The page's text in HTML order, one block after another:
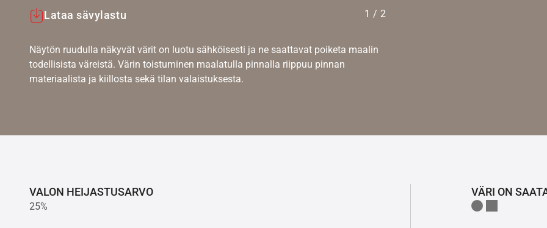
Lataa sävylastu 1 / 2
Näytön ruudulla näkyvät värit on luotu sähköisesti ja ne saattavat poiketa maalin
todellisista väreistä. Värin toistuminen maalatulla pinnalla riippuu pinnan
materiaalista ja kiillosta sekä tilan valaistuksesta.
VALON HEIJASTUSARVO
25%
VÄRI ON